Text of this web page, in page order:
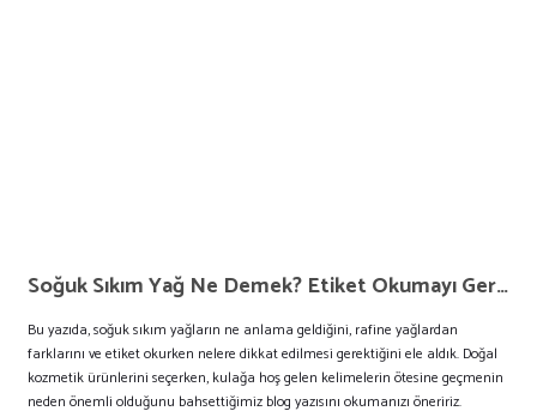
Soğuk Sıkım Yağ Ne Demek? Etiket Okumayı Gerçekten Biliyor Muyuz?
Bu yazıda, soğuk sıkım yağların ne anlama geldiğini, rafine yağlardan
farklarını ve etiket okurken nelere dikkat edilmesi gerektiğini ele aldık. Doğal
kozmetik ürünlerini seçerken, kulağa hoş gelen kelimelerin ötesine geçmenin
neden önemli olduğunu bahsettiğimiz blog yazısını okumanızı öneririz.